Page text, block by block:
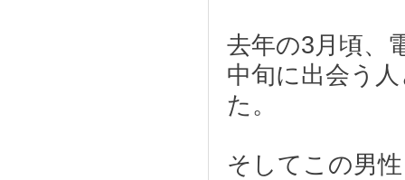
去年の3月頃、
中旬に出会う
た。
そしてこの男